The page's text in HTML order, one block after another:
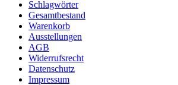
Schlagwörter
Gesamtbestand
Warenkorb
Ausstellungen
AGB
Widerrufsrecht
Datenschutz
Impressum